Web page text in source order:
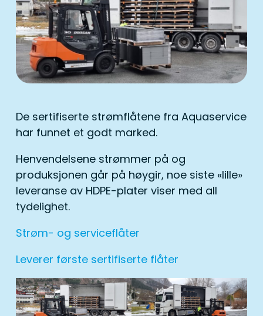
De sertifiserte strømflåtene fra Aquaservice
har funnet et godt marked.
Henvendelsene strømmer på og
produksjonen går på høygir, noe siste «lille»
leveranse av HDPE-plater viser med all
tydelighet.
Strøm- og serviceflåter
Leverer første sertifiserte flåter